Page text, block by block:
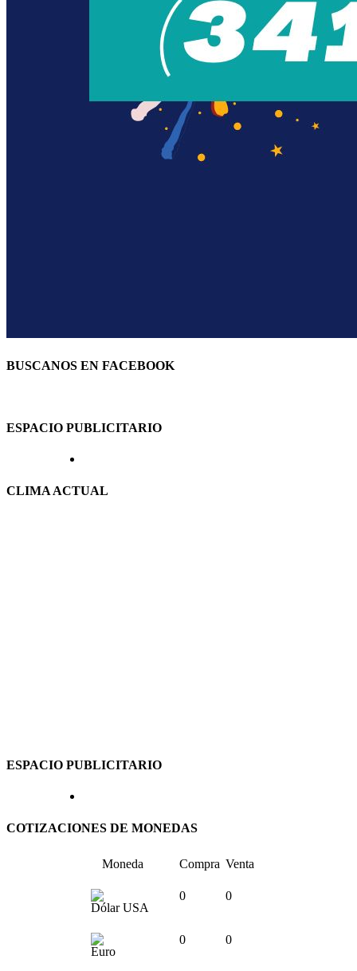
BUSCANOS EN FACEBOOK
ESPACIO PUBLICITARIO
CLIMA ACTUAL
ESPACIO PUBLICITARIO
COTIZACIONES DE MONEDAS
Moneda Compra Venta
Dólar USA
0 0
Euro
0 0